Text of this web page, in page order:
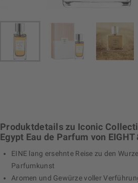
Produktdetails zu Iconic
Egypt Eau de Parfum von EIGHT
EINE lang ersehnte Reise zu den
Parfumkunst
Aromen und Gewürze voller